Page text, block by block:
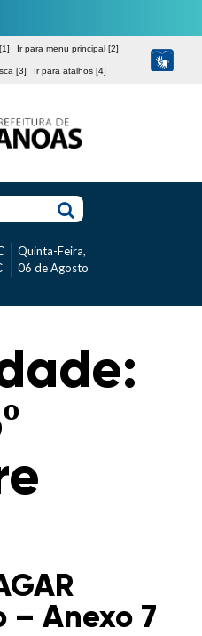
Ir para menu principal [2]
[3] Ir para atalhos [4]
Quinta-Feira,
06 de Agosto
– Anexo 7